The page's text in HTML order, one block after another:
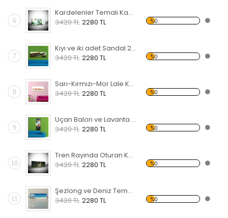
6
Kardelenler Temalı Kanvas Tablo
3420 TL 2280 TL %0
7
Kıyı ve iki adet Sandal 2 Temalı Kanvas Tablo
3420 TL 2280 TL %0
8
Sarı-Kırmızı-Mor Lale Kanvas Tablo
3420 TL 2280 TL %0
9
Uçan Balon ve Lavanta Tarlaları Kanvas Tablo
3420 TL 2280 TL %0
10
Tren Rayında Oturan Kadın Temalı Kanvas Tablo
3420 TL 2280 TL %0
11
Şezlong ve Deniz Temalı Kanvas Tablo
3420 TL 2280 TL %0